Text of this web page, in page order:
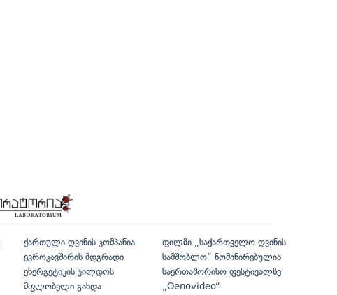
ქართული ღვინის კომპანია
ევროკავშირის მდგრადი
ენერგეტიკის ჯილდოს
მფლობელი გახდა
ფილმი „საქართველო ღვინის
სამშობლო“ ნომინირებულია
საერთაშორისო ფესტივალზე
„Oenovideo“